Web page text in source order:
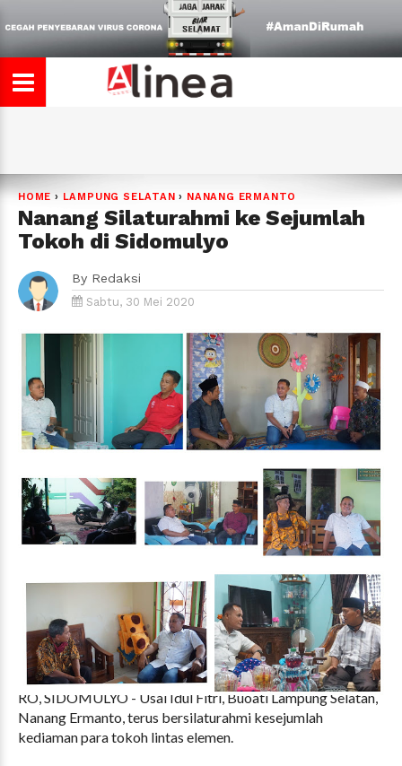
HOME › LAMPUNG SELATAN › NANANG ERMANTO
Nanang Silaturahmi ke Sejumlah
Tokoh di Sidomulyo
By Redaksi
Sabtu, 30 Mei 2020
RO, SIDOMULYO - Usai Idul Fitri, Buoati Lampung Selatan,
Nanang Ermanto, terus bersilaturahmi kesejumlah
kediaman para tokoh lintas elemen.